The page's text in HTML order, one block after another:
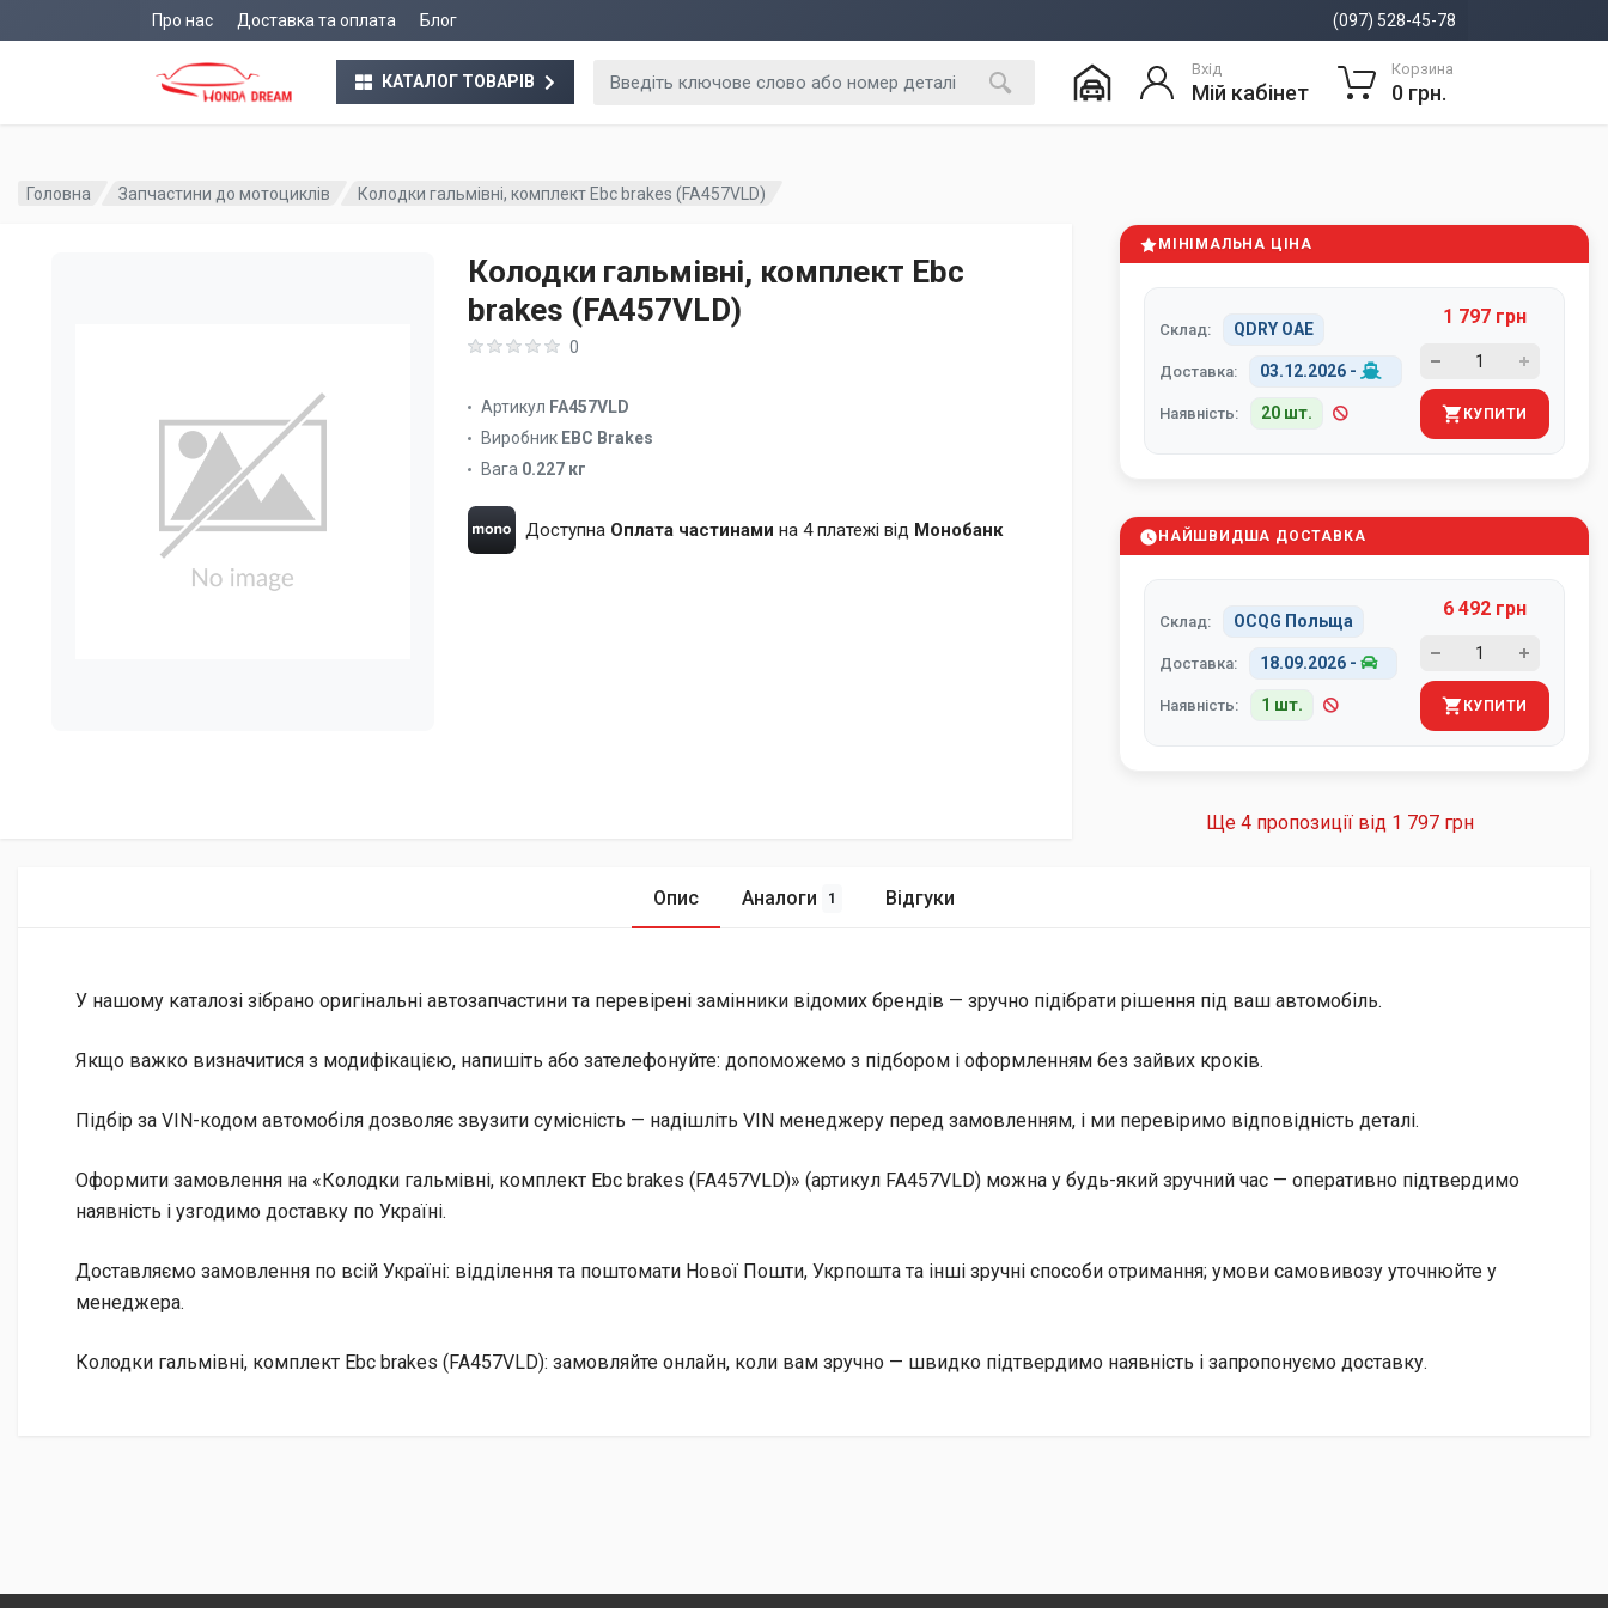
Про нас Доставка та оплата Блог (097) 528-45-78
КАТАЛОГ ТОВАРІВ
Вхід
Мій кабінет
Корзина
0 грн.
Головна Запчастини до мотоциклів Колодки гальмівні, комплект Ebc brakes (FA457VLD)
Колодки гальмівні, комплект Ebc
brakes (FA457VLD)
0
Артикул FA457VLD
Виробник EBC Brakes
Вага 0.227 кг
Доступна Оплата частинами на 4 платежі від Монобанк
МІНІМАЛЬНА ЦІНА
Склад: QDRY ОАЕ
Доставка: 03.12.2026 -
Наявність: 20 шт.
1 797 грн
КУПИТИ
НАЙШВИДША ДОСТАВКА
Склад: OCQG Польща
Доставка: 18.09.2026 -
Наявність: 1 шт.
6 492 грн
КУПИТИ
Ще 4 пропозиції від 1 797 грн
Опис Аналоги 1 Відгуки
У нашому каталозі зібрано оригінальні автозапчастини та перевірені замінники відомих брендів — зручно підібрати рішення під ваш автомобіль.
Якщо важко визначитися з модифікацією, напишіть або зателефонуйте: допоможемо з підбором і оформленням без зайвих кроків.
Підбір за VIN-кодом автомобіля дозволяє звузити сумісність — надішліть VIN менеджеру перед замовленням, і ми перевіримо відповідність деталі.
Оформити замовлення на «Колодки гальмівні, комплект Ebc brakes (FA457VLD)» (артикул FA457VLD) можна у будь-який зручний час — оперативно підтвердимо
наявність і узгодимо доставку по Україні.
Доставляємо замовлення по всій Україні: відділення та поштомати Нової Пошти, Укрпошта та інші зручні способи отримання; умови самовивозу уточнюйте у
менеджера.
Колодки гальмівні, комплект Ebc brakes (FA457VLD): замовляйте онлайн, коли вам зручно — швидко підтвердимо наявність і запропонуємо доставку.